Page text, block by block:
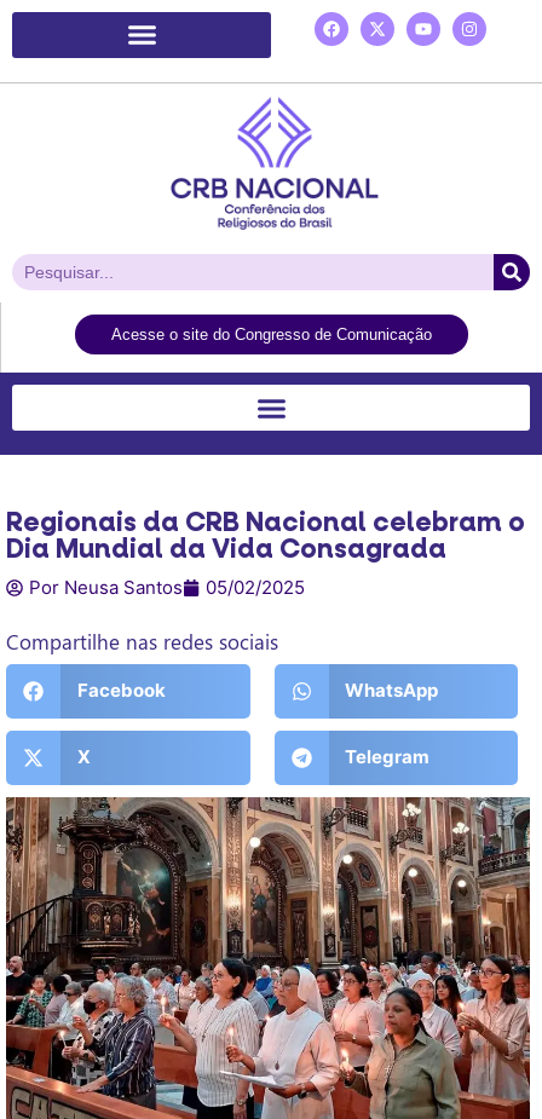
Acesse o site do Congresso de Comunicação
Regionais da CRB Nacional celebram o
Dia Mundial da Vida Consagrada
Por Neusa Santos 05/02/2025
Compartilhe nas redes sociais
Facebook WhatsApp
X Telegram